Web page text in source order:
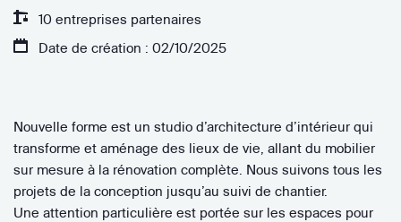
10 entreprises partenaires
Date de création : 02/10/2025
Nouvelle forme est un studio d’architecture d’intérieur qui
transforme et aménage des lieux de vie, allant du mobilier
sur mesure à la rénovation complète. Nous suivons tous les
projets de la conception jusqu’au suivi de chantier.
Une attention particulière est portée sur les espaces pour